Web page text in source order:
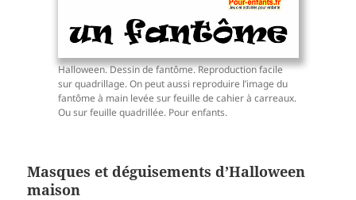
Halloween. Dessin de fantôme. Reproduction facile
sur quadrillage. On peut aussi reproduire l’image du
fantôme à main levée sur feuille de cahier à carreaux.
Ou sur feuille quadrillée. Pour enfants.
Masques et déguisements d’Halloween
maison